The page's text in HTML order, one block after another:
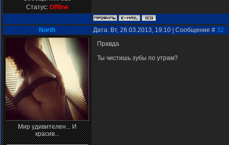
Статус:Offline
North Дата: Вт, 26.03.2013, 19:10 | Сообщение # 32
Мир удивителен... И
красив...
Правда.
Ты чистишь зубы по утрам?